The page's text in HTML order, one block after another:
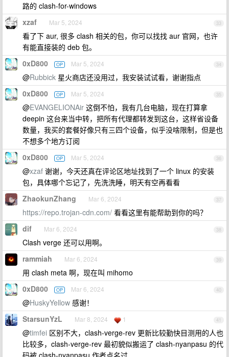
路的 clash-for-windows
33
xzaf Mar 5, 2024
看了下 aur, 很多 clash 相关的包，你可以找找 aur 官网，也许
有能直接装的 deb 包。
34
0xD800 OP Mar 5, 2024
@Rubbick 星火商店还没用过，我安装试试看，谢谢指点
35
0xD800 OP Mar 5, 2024
@EVANGELIONAir 这倒不怕，我有几台电脑，现在打算拿
deepin 这台来当中转，把所有代理都转发到这台，这样省设备
数量，我买的套餐好像只有三四个设备，似乎没啥限制，但是也
不想多个地方订阅
36
0xD800 OP Mar 5, 2024
@xzaf 谢谢，今天还真在评论区地址找到了一个 linux 的安装
包，具体哪个忘记了，先洗洗睡，明天有空再看看
37
ZhaokunZhang Mar 6, 2024
https://repo.trojan-cdn.com/ 看看这里有能帮助到你的吗？
38
dif Mar 6, 2024
Clash verge 还可以用啊。
39
rammiah Mar 6, 2024
用 clash meta 啊，现在叫 mihomo
40
0xD800 OP Mar 6, 2024
@HuskyYellow 感谢！
41
StarsunYzL Mar 8, 2024 1
@timfei 区别不大，clash-verge-rev 更新比较勤快目测用的人也
比较多，clash-verge-rev 最初貌似搬运了 clash-nyanpasu 的代
码被 clash-nyanpasu 作者点名过